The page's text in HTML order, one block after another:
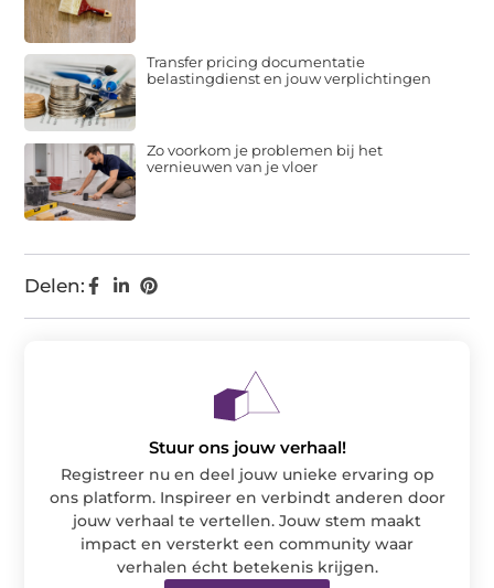
Delen:
Transfer pricing documentatie
belastingdienst en jouw verplichtingen
Zo voorkom je problemen bij het
vernieuwen van je vloer
Stuur ons jouw verhaal!
Registreer nu en deel jouw unieke ervaring op
ons platform. Inspireer en verbindt anderen door
jouw verhaal te vertellen. Jouw stem maakt
impact en versterkt een community waar
verhalen écht betekenis krijgen.